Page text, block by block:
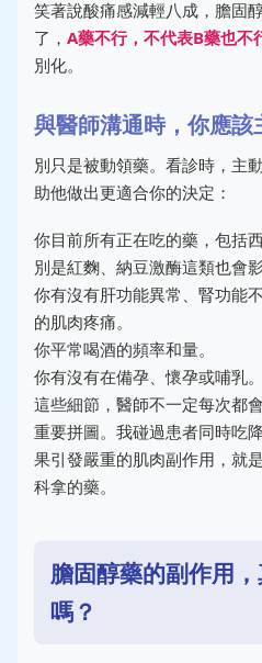
笑著說酸痛感減輕八成，膽固
了， A藥不行，不代表B藥也不
別化。
與醫師溝通時，你應該
別只是被動領藥。看診時，主
助他做出更適合你的決定：
你目前所有正在吃的藥，包括
別是紅麴、納豆激酶這類也會
你有沒有肝功能異常、腎功能
的肌肉疼痛。
你平常喝酒的頻率和量。
你有沒有在備孕、懷孕或哺乳。
這些細節，醫師不一定每次都
重要拼圖。我碰過患者同時吃
果引發嚴重的肌肉副作用，就
科拿的藥。
膽固醇藥的副作用
嗎？